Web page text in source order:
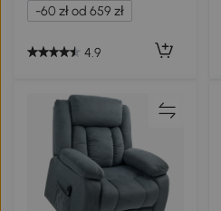
-60 zł od 659 zł
4.9